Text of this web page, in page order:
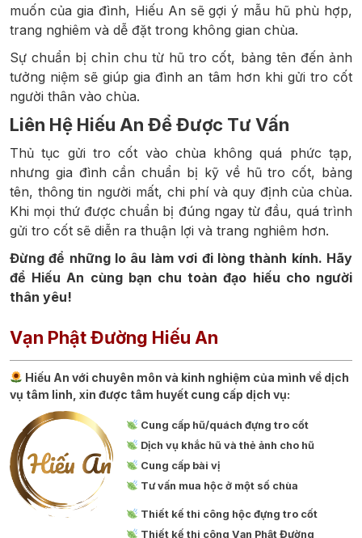
muốn của gia đình, Hiếu An sẽ gợi ý mẫu hũ phù hợp,
trang nghiêm và dễ đặt trong không gian chùa.
Sự chuẩn bị chỉn chu từ hũ tro cốt, bảng tên đến ảnh
tưởng niệm sẽ giúp gia đình an tâm hơn khi gửi tro cốt
người thân vào chùa.
Liên Hệ Hiếu An Để Được Tư Vấn
Thủ tục gửi tro cốt vào chùa không quá phức tạp,
nhưng gia đình cần chuẩn bị kỹ về hũ tro cốt, bảng
tên, thông tin người mất, chi phí và quy định của chùa.
Khi mọi thứ được chuẩn bị đúng ngay từ đầu, quá trình
gửi tro cốt sẽ diễn ra thuận lợi và trang nghiêm hơn.
Đừng để những lo âu làm vơi đi lòng thành kính. Hãy
để Hiếu An cùng bạn chu toàn đạo hiếu cho người
thân yêu!
Vạn Phật Đường Hiếu An
Hiếu An với chuyên môn và kinh nghiệm của mình về dịch
vụ tâm linh, xin được tâm huyết cung cấp dịch vụ:
Cung cấp hũ/quách đựng tro cốt
Dịch vụ khắc hũ và thẻ ảnh cho hũ
Cung cấp bài vị
Tư vấn mua hộc ở một số chùa
Thiết kế thi công hộc đựng tro cốt
Thiết kế thi công Vạn Phật Đường